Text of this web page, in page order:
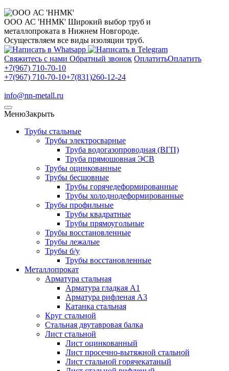
ООО АС 'ННМК' Широкий выбор труб и
металлопроката в Нижнем Новгороде.
Осуществляем все виды изоляции труб.
Свяжитесь с нами Обратный звонок ОплатитьОплатить
+7(967) 710-70-10
+7(967) 710-70-10+7(831)260-12-24
info@nn-metall.ru
МенюЗакрыть
Трубы стальные
Трубы электросварные
Труба водогазопроводная (ВГП)
Труба прямошовная ЭСВ
Трубы оцинкованные
Трубы бесшовные
Трубы горячедеформированные
Трубы холоднодеформированные
Трубы профильные
Трубы квадратные
Трубы прямоугольные
Трубы восстановленные
Трубы лежалые
Трубы б/у
Трубы восстановленные
Металлопрокат
Арматура стальная
Арматура гладкая А1
Арматура рифленая А3
Катанка стальная
Круг стальной
Стальная двутавровая балка
Лист стальной
Лист оцинкованный
Лист просечно-вытяжной стальной
Лист стальной горячекатаный